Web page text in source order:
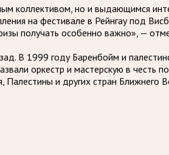
коллективом, но и выдающимся
на фестивале в Рейнгау под
получать особенно важно», —
В 1999 году Баренбойм и
оркестр и мастерскую в честь
и других стран Ближнего